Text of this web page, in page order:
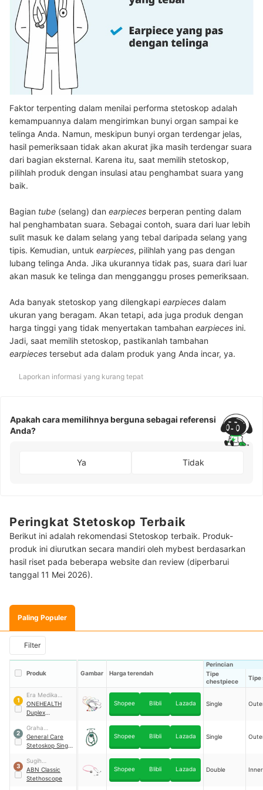
Faktor terpenting dalam menilai performa stetoskop adalah
kemampuannya dalam mengirimkan bunyi organ sampai ke
telinga Anda. Namun, meskipun bunyi organ terdengar jelas,
hasil pemeriksaan tidak akan akurat jika masih terdengar suara
dari bagian eksternal. Karena itu, saat memilih stetoskop,
pilihlah produk dengan insulasi atau penghambat suara yang
baik.
Bagian tube (selang) dan earpieces berperan penting dalam
hal penghambatan suara. Sebagai contoh, suara dari luar lebih
sulit masuk ke dalam selang yang tebal daripada selang yang
tipis. Kemudian, untuk earpieces, pilihlah yang pas dengan
lubang telinga Anda. Jika ukurannya tidak pas, suara dari luar
akan masuk ke telinga dan mengganggu proses pemeriksaan.
Ada banyak stetoskop yang dilengkapi earpieces dalam
ukuran yang beragam. Akan tetapi, ada juga produk dengan
harga tinggi yang tidak menyertakan tambahan earpieces ini.
Jadi, saat memilih stetoskop, pastikanlah tambahan
earpieces tersebut ada dalam produk yang Anda incar, ya.
Laporkan informasi yang kurang tepat
Apakah cara memilihnya berguna sebagai referensi
Anda?
Ya Tidak
Peringkat Stetoskop Terbaik
Berikut ini adalah rekomendasi Stetoskop terbaik. Produk-
produk ini diurutkan secara mandiri oleh mybest berdasarkan
hasil riset pada beberapa website dan review (diperbarui
tanggal 11 Mei 2026).
Paling Populer
Filter
Produk Gambar Harga terendah
Perincian
Tipe
chestpiece
Tipe
1
Era Medika
Alkesindo
ONEHEALTH
Duplex
HS-30A1
Shopee Blibli Lazada Single
2
Graha
Megatama
Indonesia
General Care
Stetoskop Single
Shopee Blibli Lazada Single
3
Sugih
Instrumendo
Abadi
ABN Classic
Stethoscope
Shopee Blibli Lazada Double Inner